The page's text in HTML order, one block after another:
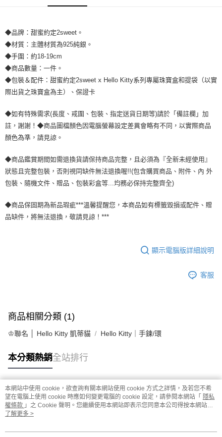
離島宅配
每筆NT$220，滿NT$3,000(含以上)免運費
◆品牌：甜蜜約定2sweet。
◆材質：主體材質為925純銀。
◆手圍：約18-19cm
◆商品數量：一件。
◆包裝＆配件：甜蜜約定2sweet x Hello Kitty系列專屬珠寶盒和提袋（以實
際出貨之珠寶盒為主）、保證卡
◆如有特殊需求(長度、戒圍、包裝、指定送貨日期等)請於「備註欄」加
註，謝謝！◆商品圖檔顏色因電腦螢幕設定差異會略有不同，以實際商品
顏色為準，請見諒。
◆商品鑑賞期間如需退換貨請保持商品完整，且必須為『全新未經使用』
狀態且完整包裝，否則視同缺件無法退換喔!!(包含購買商品、附件、內 外
包裝、隨機文件、贈品、包裝彩盒等...均務必保持完整齊全)
◆商品保固期為新品瑕疵***溫馨提醒您，本商品如有標籤毀損或配件、贈
品缺件，將無法退換，敬請見諒！***
顯示電腦版詳細說明
客服
商品相關分類 (1)
♔聯名 │ Hello Kitty 凱蒂貓 Hello Kitty｜手鍊/環
本分類熱銷全站排行
熱門標籤
本網站中使用 cookie，欲查詢有關本網站使用 cookie 方式之詳情，及若您不希
望在電腦上使用 cookie 時應如何變更電腦的 cookie 設定，請參閱本網站「 隱私
權條款 」之 Cookie 聲明。您繼續使用本網站即表示您同意本公司得按本網站使
用條款之 Cookie 聲明使用 cookie。
了解更多 >